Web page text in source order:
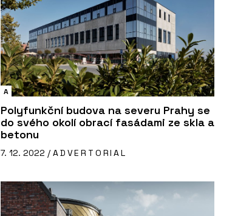
A
Polyfunkční budova na severu Prahy se
do svého okolí obrací fasádami ze skla a
betonu
7. 12. 2022 / ADVERTORIAL